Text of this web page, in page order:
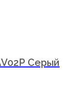
Серый